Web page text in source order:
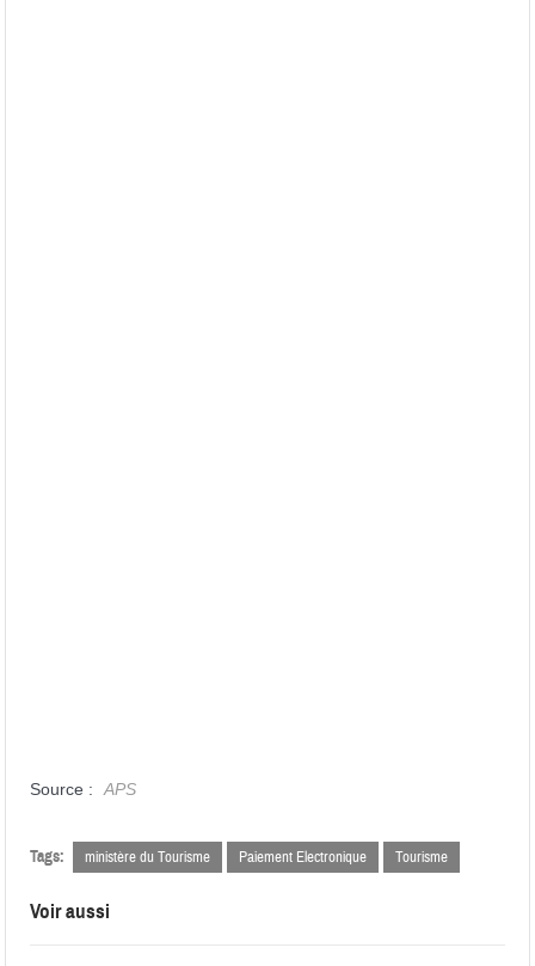
Source : APS
Tags: ministère du Tourisme Paiement Electronique Tourisme
Voir aussi